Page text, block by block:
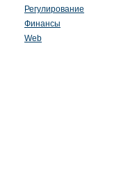
Регулирование
Финансы
Web